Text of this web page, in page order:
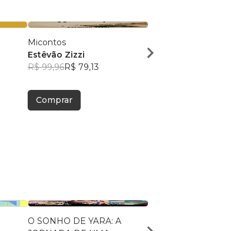
Micontos
Estêvão Zizzi
R$ 99,96R$ 79,13
Comprar
Estêvão Zizzi
O SONHO DE YARA: A